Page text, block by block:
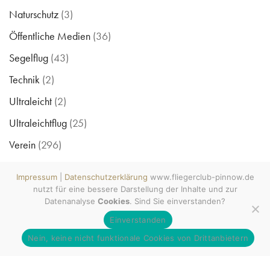
Naturschutz (3)
Öffentliche Medien (36)
Segelflug (43)
Technik (2)
Ultraleicht (2)
Ultraleichtflug (25)
Verein (296)
Wettbewerb(3)
gesamter Blog
Copyright 2009 - 2026
All rights reserved. Wecke den
Luftsportler in Dir! MV tut gut.
#mvtutgut #soobock
Impressum|Datenschutzerklärung
Impressum| Datenschutzerklärung www.fliegerclub-pinnow.de
nutzt für eine bessere Darstellung der Inhalte und zur
Datenanalyse Cookies. Sind Sie einverstanden?
Einverstanden
Nein, keine nicht funktionale Cookies von Drittanbietern